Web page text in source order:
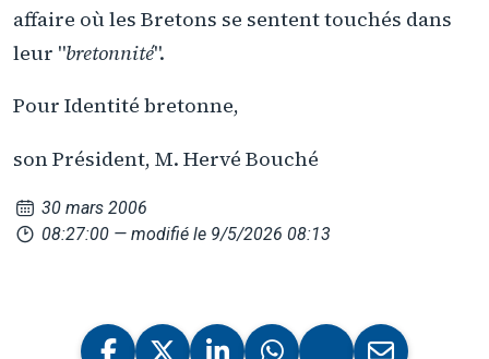
affaire où les Bretons se sentent touchés dans
leur "bretonnité".
Pour Identité bretonne,
son Président, M. Hervé Bouché
30 mars 2006
08:27:00 — modifié le 9/5/2026 08:13